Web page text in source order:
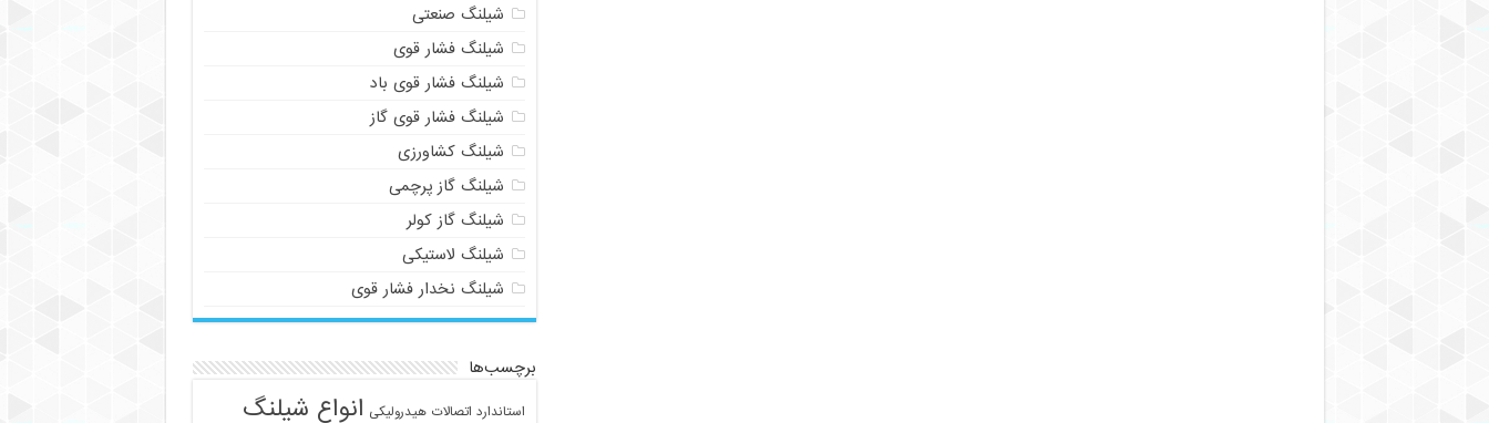
شیلنگ صنعتی
شیلنگ فشار قوی
شیلنگ فشار قوی باد
شیلنگ فشار قوی گاز
شیلنگ کشاورزی
شیلنگ گاز پرچمی
شیلنگ گاز کولر
شیلنگ لاستیکی
شیلنگ نخدار فشار قوی
برچسب‌ها
استاندارد اتصالات هیدرولیکی انواع شیلنگ